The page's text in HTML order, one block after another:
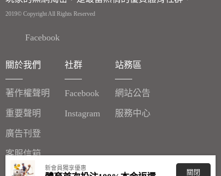
新會員獨享優惠
關閉
2019© Copyright All Rights Reserved
Facebook
關於我們
著作權聲明
重要聲明
廣告刊登
客服信箱
分潤辦法
社群
Facebook
Instagram
站務區
網站公告
服務中心